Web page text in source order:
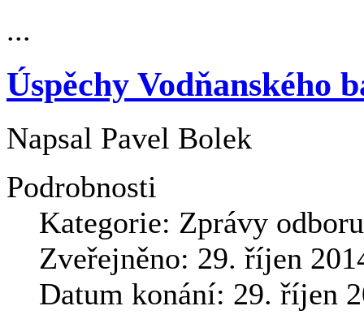
...
Úspěchy Vodňanského
Napsal Pavel Bolek
Podrobnosti
Kategorie: Zprávy
Zveřejněno: 29. říjen
Datum konání: 29. říjen